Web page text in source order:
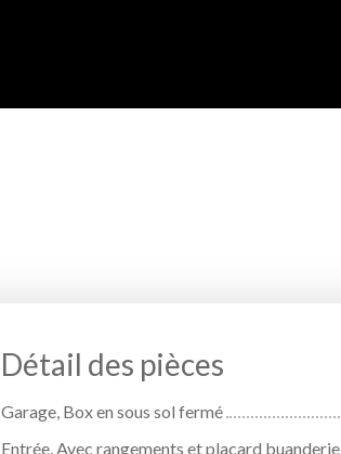
Détail des pièces
Garage, Box en sous sol fermé
Entrée, Avec rangements et placard buanderie